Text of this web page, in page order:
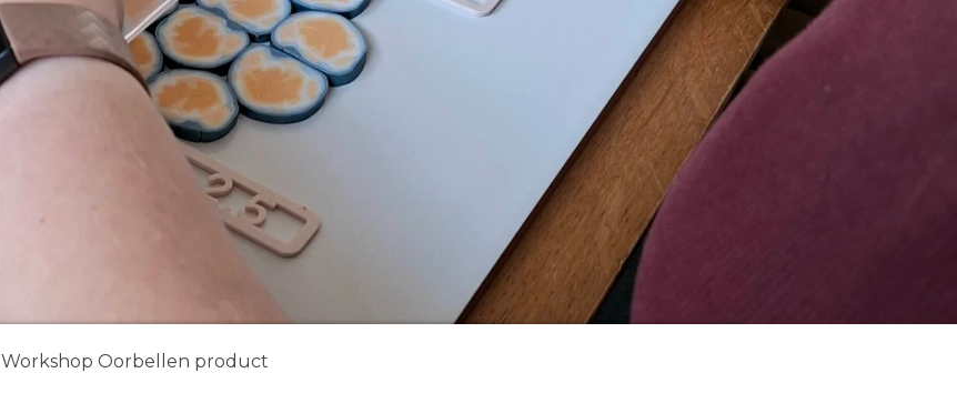
Workshop Oorbellen product